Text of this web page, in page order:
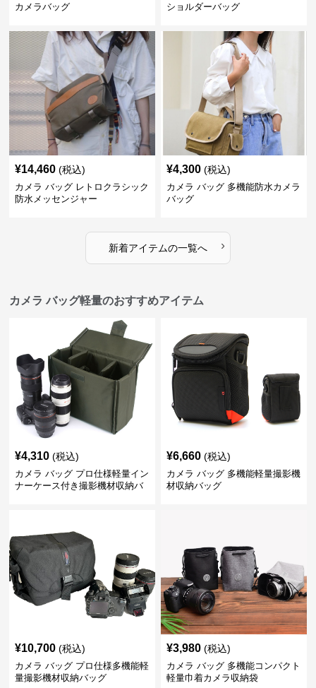
カメラバッグ ショルダーバッグ
¥14,460 (税込)
カメラ バッグ レトロクラシック
防水メッセンジャー
¥4,300 (税込)
カメラ バッグ 多機能防水カメラ
バッグ
新着アイテムの一覧へ ›
カメラ バッグ軽量のおすすめアイテム
¥4,310 (税込)
カメラ バッグ プロ仕様軽量イン
ナーケース付き撮影機材収納バ
¥6,660 (税込)
カメラ バッグ 多機能軽量撮影機
材収納バッグ
¥10,700 (税込)
カメラ バッグ プロ仕様多機能軽
量撮影機材収納バッグ
¥3,980 (税込)
カメラ バッグ 多機能コンパクト
軽量巾着カメラ収納袋